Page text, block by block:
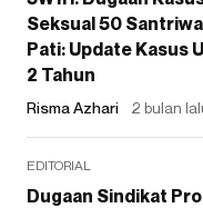
Seksual 50
Pati: Update Kasus
2 Tahun
Risma Azhari 2 bulan
EDITORIAL
Dugaan Sindikat